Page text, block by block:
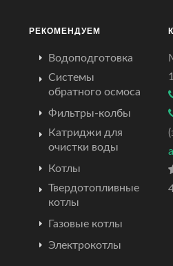
РЕКОМЕНДУЕМ
Водоподготовка
Системы
обратного осмоса
Фильтры-колбы
Катриджи для
очистки воды
Котлы
Твердотопливные
котлы
Газовые котлы
Электрокотлы